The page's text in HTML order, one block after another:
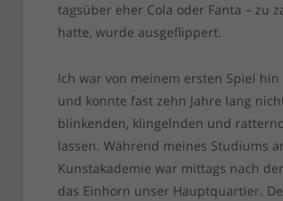
tagsüber eher Cola oder Fanta – zu
hatte, wurde ausgeflippert.
Ich war von meinem ersten Spiel hin
und konnte fast zehn Jahre lang
blinkenden, klingelnden und
lassen. Während meines Studiums
Kunstakademie war mittags nach
das Einhorn unser Hauptquartier.